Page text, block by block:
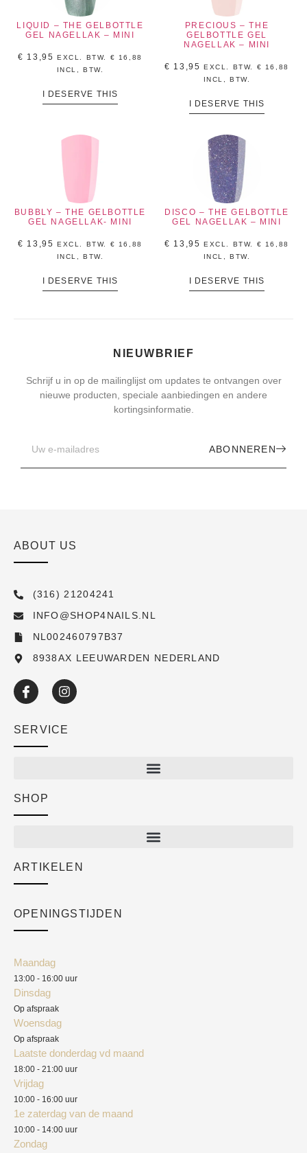
LIQUID – THE GELBOTTLE
GEL NAGELLAK – MINI
€ 13,95 EXCL. BTW. € 16,88
INCL, BTW.
I DESERVE THIS
PRECIOUS – THE
GELBOTTLE GEL
NAGELLAK – MINI
€ 13,95 EXCL. BTW. € 16,88
INCL, BTW.
I DESERVE THIS
BUBBLY – THE GELBOTTLE
GEL NAGELLAK- MINI
€ 13,95 EXCL. BTW. € 16,88
INCL, BTW.
I DESERVE THIS
DISCO – THE GELBOTTLE
GEL NAGELLAK – MINI
€ 13,95 EXCL. BTW. € 16,88
INCL, BTW.
I DESERVE THIS
NIEUWBRIEF
Schrijf u in op de mailinglijst om updates te ontvangen over
nieuwe producten, speciale aanbiedingen en andere
kortingsinformatie.
ABONNEREN
ABOUT US
(316) 21204241
INFO@SHOP4NAILS.NL
NL002460797B37
8938AX LEEUWARDEN NEDERLAND
SERVICE
Academy
SHOP
ARTIKELEN
OPENINGSTIJDEN
Maandag
13:00 - 16:00 uur
Dinsdag
Op afspraak
Woensdag
Op afspraak
Laatste donderdag vd maand
18:00 - 21:00 uur
Vrijdag
10:00 - 16:00 uur
1e zaterdag van de maand
10:00 - 14:00 uur
Zondag